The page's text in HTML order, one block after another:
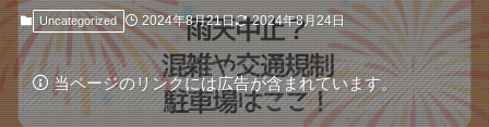
Uncategorized 2024年8月21日 2024年8月24日
当ページのリンクには広告が含まれています。